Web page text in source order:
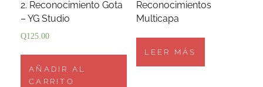
2. Reconocimiento Gota
– YG Studio
Q125.00
AÑADIR AL
CARRITO
Reconocimientos
Multicapa
LEER MÁS